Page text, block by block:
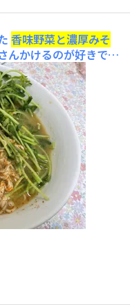
香味野菜と濃厚みそ
んかけるのが好きです
をいれました笑